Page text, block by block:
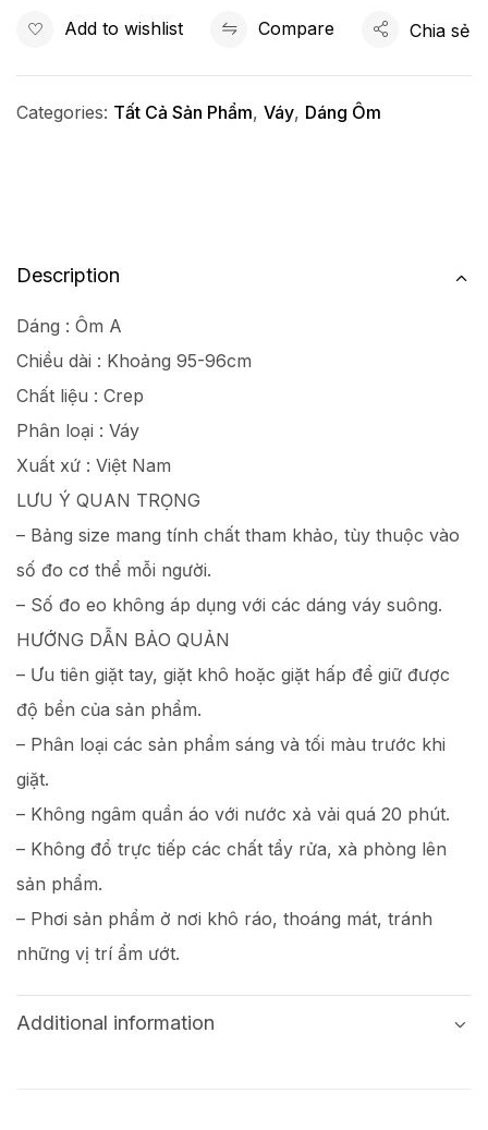
Add to wishlist Compare Chia sẻ
Categories: Tất Cả Sản Phẩm, Váy, Dáng Ôm
Description
Dáng : Ôm A
Chiều dài : Khoảng 95-96cm
Chất liệu : Crep
Phân loại : Váy
Xuất xứ : Việt Nam
LƯU Ý QUAN TRỌNG
– Bảng size mang tính chất tham khảo, tùy thuộc vào
số đo cơ thể mỗi người.
– Số đo eo không áp dụng với các dáng váy suông.
HƯỚNG DẪN BẢO QUẢN
– Ưu tiên giặt tay, giặt khô hoặc giặt hấp để giữ được
độ bền của sản phẩm.
– Phân loại các sản phẩm sáng và tối màu trước khi
giặt.
– Không ngâm quần áo với nước xả vải quá 20 phút.
– Không đổ trực tiếp các chất tẩy rửa, xà phòng lên
sản phẩm.
– Phơi sản phẩm ở nơi khô ráo, thoáng mát, tránh
những vị trí ẩm ướt.
Additional information